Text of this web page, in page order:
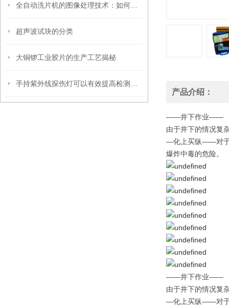
超声波试块的分类
大铜锣工业胶片的生产工艺揭秘
产品介绍：
——井下作业——
由于井下的情况复
—化上买纵——对于
爆炸中毒的危险。
——井下作业——
由于井下的情况复
—化上买纵——对于